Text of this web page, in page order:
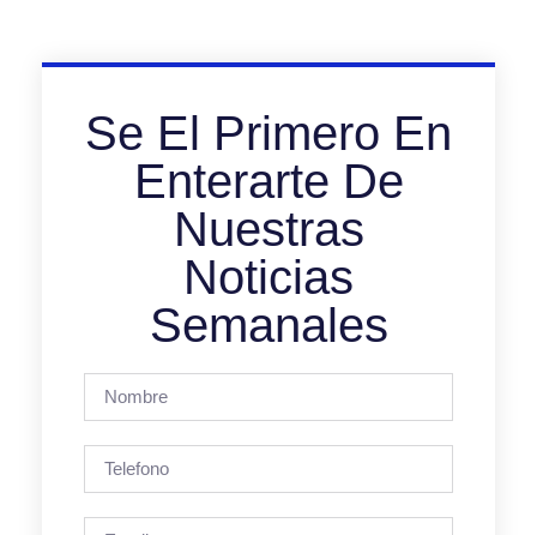
Se El Primero En
Enterarte De
Nuestras
Noticias
Semanales